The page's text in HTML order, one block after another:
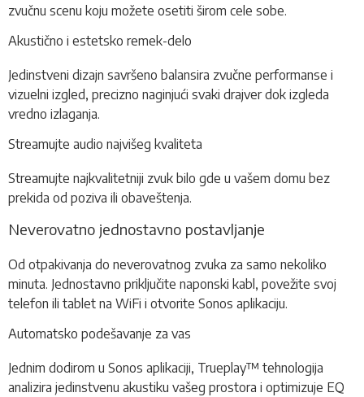
zvučnu scenu koju možete osetiti širom cele sobe.
Akustično i estetsko remek-delo
Jedinstveni dizajn savršeno balansira zvučne performanse i
vizuelni izgled, precizno naginjući svaki drajver dok izgleda
vredno izlaganja.
Streamujte audio najvišeg kvaliteta
Streamujte najkvalitetniji zvuk bilo gde u vašem domu bez
prekida od poziva ili obaveštenja.
Neverovatno jednostavno postavljanje
Od otpakivanja do neverovatnog zvuka za samo nekoliko
minuta. Jednostavno priključite naponski kabl, povežite svoj
telefon ili tablet na WiFi i otvorite Sonos aplikaciju.
Automatsko podešavanje za vas
Jednim dodirom u Sonos aplikaciji, Trueplay™ tehnologija
analizira jedinstvenu akustiku vašeg prostora i optimizuje EQ